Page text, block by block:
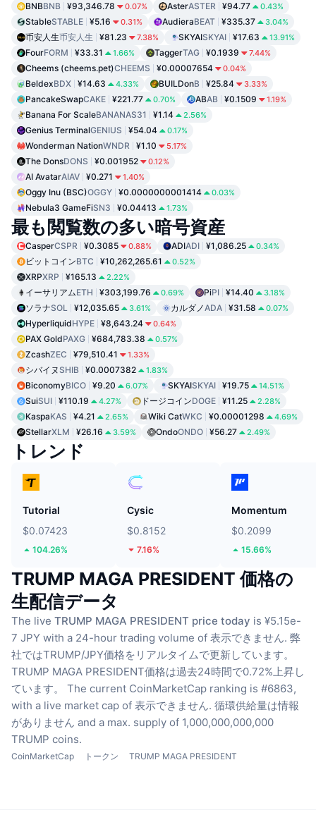
BNBBNB ¥93,346.78 0.07% AsterASTER ¥94.77 0.43%
StableSTABLE ¥5.16 0.31% AudieraBEAT ¥335.37 3.04%
币安人生币安人生 ¥81.23 7.38% SKYAISKYAI ¥17.63 13.91%
FourFORM ¥33.31 1.66% TaggerTAG ¥0.1939 7.44%
Cheems (cheems.pet)CHEEMS ¥0.00007654 0.04%
BeldexBDX ¥14.63 4.33% BUILDonB ¥25.84 3.33%
PancakeSwapCAKE ¥221.77 0.70% ABAB ¥0.1509 1.19%
Banana For ScaleBANANAS31 ¥1.14 2.56%
Genius TerminalGENIUS ¥54.04 0.17%
Wonderman NationWNDR ¥1.10 5.17%
The DonsDONS ¥0.001952 0.12%
AI AvatarAIAV ¥0.271 1.40%
Oggy Inu (BSC)OGGY ¥0.0000000001414 0.03%
Nebula3 GameFiSN3 ¥0.04413 1.73%
最も閲覧数の多い暗号資産
CasperCSPR ¥0.3085 0.88% ADIADI ¥1,086.25 0.34%
ビットコインBTC ¥10,262,265.61 0.52%
XRPXRP ¥165.13 2.22%
イーサリアムETH ¥303,199.76 0.69% PiPI ¥14.40 3.18%
ソラナSOL ¥12,035.65 3.61% カルダノADA ¥31.58 0.07%
HyperliquidHYPE ¥8,643.24 0.64%
PAX GoldPAXG ¥684,783.38 0.57%
ZcashZEC ¥79,510.41 1.33%
シバイヌ SHIB ¥0.0007382 1.83%
BiconomyBICO ¥9.20 6.07% SKYAISKYAI ¥19.75 14.51%
SuiSUI ¥110.19 4.27% ドージコインDOGE ¥11.25 2.28%
KaspaKAS ¥4.21 2.65% Wiki CatWKC ¥0.00001298 4.69%
StellarXLM ¥26.16 3.59% OndoONDO ¥56.27 2.49%
トレンド
Tutorial
$0.07423
104.26%
Cysic
$0.8152
7.16%
Momentum
$0.2099
15.66%
TRUMP MAGA PRESIDENT 価格の
生配信データ
The live TRUMP MAGA PRESIDENT price today is ¥5.15e-
7 JPY with a 24-hour trading volume of 表示できません. 弊
社ではTRUMP/JPY価格をリアルタイムで更新しています。
TRUMP MAGA PRESIDENT価格は過去24時間で0.72%上昇し
ています。
The current CoinMarketCap ranking is #6863,
with a live market cap of 表示できません. 循環供給量は情報
がありません and a max. supply of 1,000,000,000,000
TRUMP coins.
CoinMarketCap トークン TRUMP MAGA PRESIDENT